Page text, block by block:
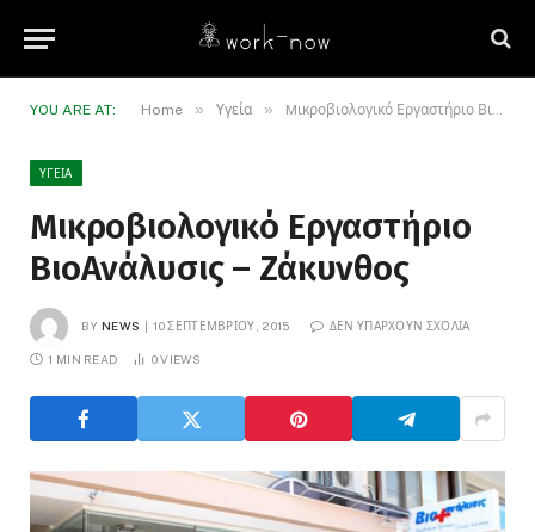
YOU ARE AT: Home » Υγεία » Mικροβιολογικό Εργαστήριο ΒιοAνάλυσις – Ζάκυνθος
ΥΓΕΊΑ
Mικροβιολογικό Εργαστήριο
ΒιοAνάλυσις – Ζάκυνθος
BY NEWS 10 ΣΕΠΤΕΜΒΡΊΟΥ, 2015 ΔΕΝ ΥΠΆΡΧΟΥΝ ΣΧΌΛΙΑ
1 MIN READ 0VIEWS